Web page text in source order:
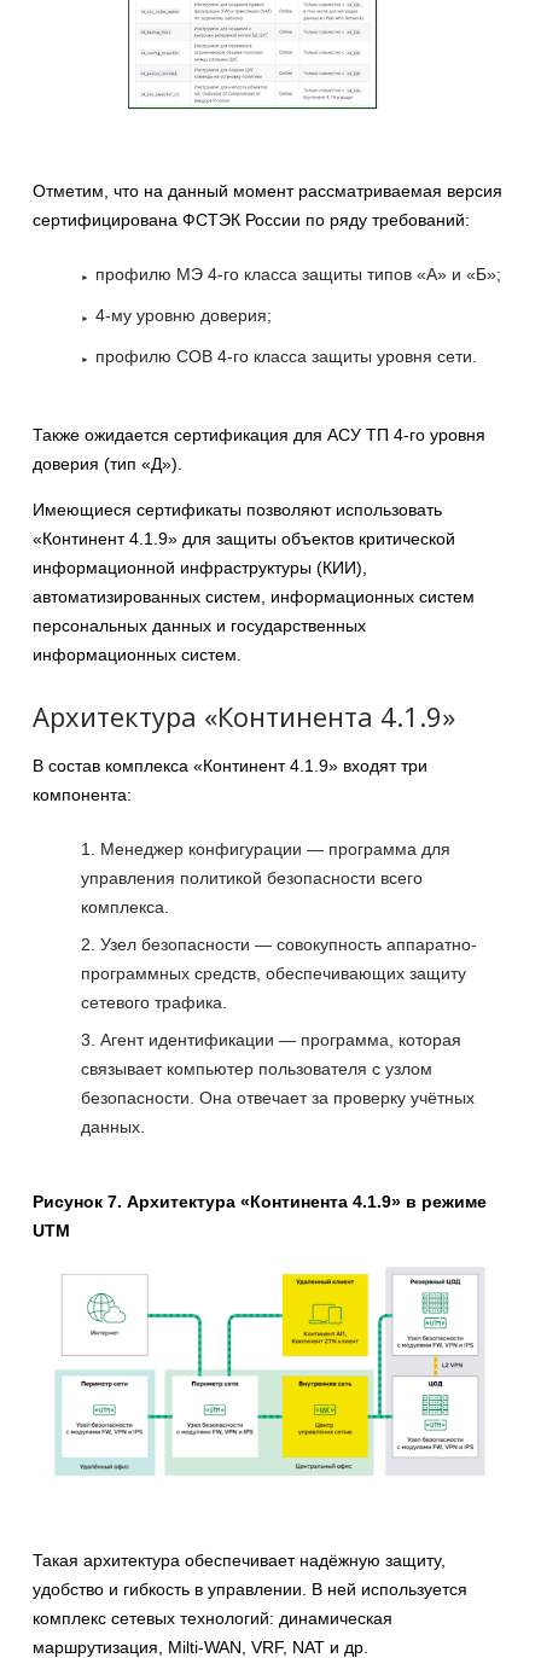
Отметим, что на данный момент рассматриваемая версия
сертифицирована ФСТЭК России по ряду требований:
профилю МЭ 4-го класса защиты типов «А» и «Б»;
4-му уровню доверия;
профилю СОВ 4-го класса защиты уровня сети.
Также ожидается сертификация для АСУ ТП 4-го уровня
доверия (тип «Д»).
Имеющиеся сертификаты позволяют использовать
«Континент 4.1.9» для защиты объектов критической
информационной инфраструктуры (КИИ),
автоматизированных систем, информационных систем
персональных данных и государственных
информационных систем.
Архитектура «Континента 4.1.9»
В состав комплекса «Континент 4.1.9» входят три
компонента:
Менеджер конфигурации — программа для
управления политикой безопасности всего
комплекса.
Узел безопасности — совокупность аппаратно-
программных средств, обеспечивающих защиту
сетевого трафика.
Агент идентификации — программа, которая
связывает компьютер пользователя с узлом
безопасности. Она отвечает за проверку учётных
данных.
Рисунок 7. Архитектура «Континента 4.1.9» в режиме
UTM
Такая архитектура обеспечивает надёжную защиту,
удобство и гибкость в управлении. В ней используется
комплекс сетевых технологий: динамическая
маршрутизация, Milti-WAN, VRF, NAT и др.